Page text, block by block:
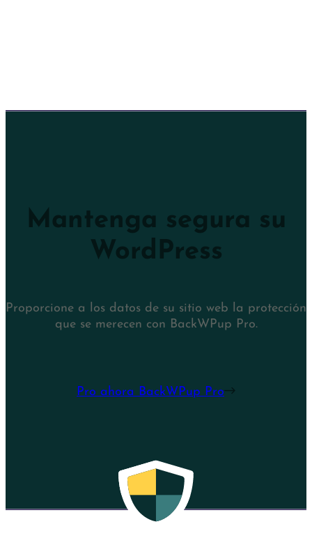
Mantenga segura su
WordPress
Proporcione a los datos de su sitio web la protección
que se merecen con BackWPup Pro.
Pro ahora BackWPup Pro